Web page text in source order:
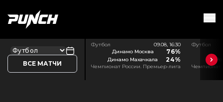
ВСЕ МАТЧИ
Футбол
09.08, 16:30
Динамо Москва
76%
Динамо Махачкала 24%
Чемпионат России. Премьер-лига
Футбол
Чемпионат